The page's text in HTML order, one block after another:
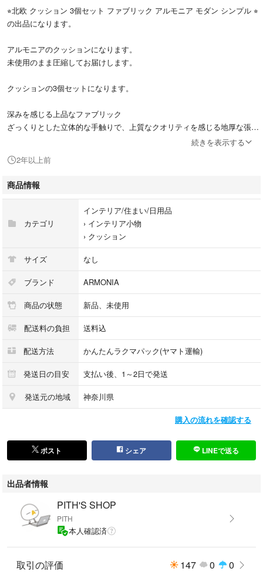
⭐︎北欧 クッション 3個セット ファブリック アルモニア モダン シンプル ⭐︎
の出品になります。
アルモニアのクッションになります。
未使用のまま圧縮してお届けします。
クッションの3個セットになります。
深みを感じる上品なファブリック
ざっくりとした立体的な手触りで、上質なクオリティを感じる地厚な張
カラーはライトグレーになります。
サイズは素人寸法で
注意事項
画像は撮影環境等により，現品と発色が異なる場合がございます。
又サイズについても、どの箇所を計測したのかによって、多少の違いが生
じます。
これらの理由によるクレームや返品及び交換は一切お受けできません。
いずれにつきましても詳しいことは・・お気軽にご質問下さい。
続きを表示する
2年以上前
商品情報
カテゴリ
インテリア/住まい/日用品
› インテリア小物
› クッション
サイズ なし
ブランド ARMONIA
商品の状態 新品、未使用
配送料の負担 送料込
配送方法 かんたんラクマパック(ヤマト運輸)
発送日の目安 支払い後、1～2日で発送
発送元の地域 神奈川県
購入の流れを確認する
ポスト シェア LINEで送る
出品者情報
PITH'S SHOP
PITH
本人確認済
取引の評価 147 0 0